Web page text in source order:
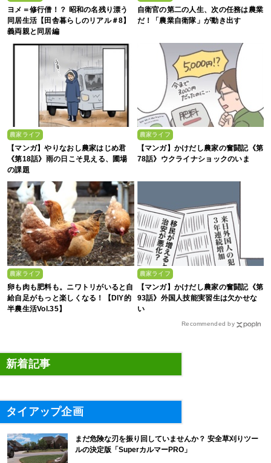
ヨメ＝修行僧！？ 昭和の名残り漂う
同居生活【田舎暮らしのリアル＃8】
義両親と同居編
自衛官の第二の人生、次の任務は農業
だ！「農業自衛隊」が動き出す
農家ライフ
【マンガ】やりなおし農家はじめ君
《第18話》雨の日こそ見える、圃場
の課題
農家ライフ
【マンガ】かけだし農家の奮闘記《第
78話》ウクライナショックのいま
農家ライフ
卵も肉も肥料も。ニワトリがいると自
給自足がもっと楽しくなる！【DIY的
半農生活Vol.35】
農家ライフ
【マンガ】かけだし農家の奮闘記《第
93話》外国人技能実習生は欠かせな
い
Recommended by
新着記事
タイアップ企画
まだ危険な刃を振り回していませんか？ 安全草刈りツー
ルの決定版「SuperカルマーPRO」